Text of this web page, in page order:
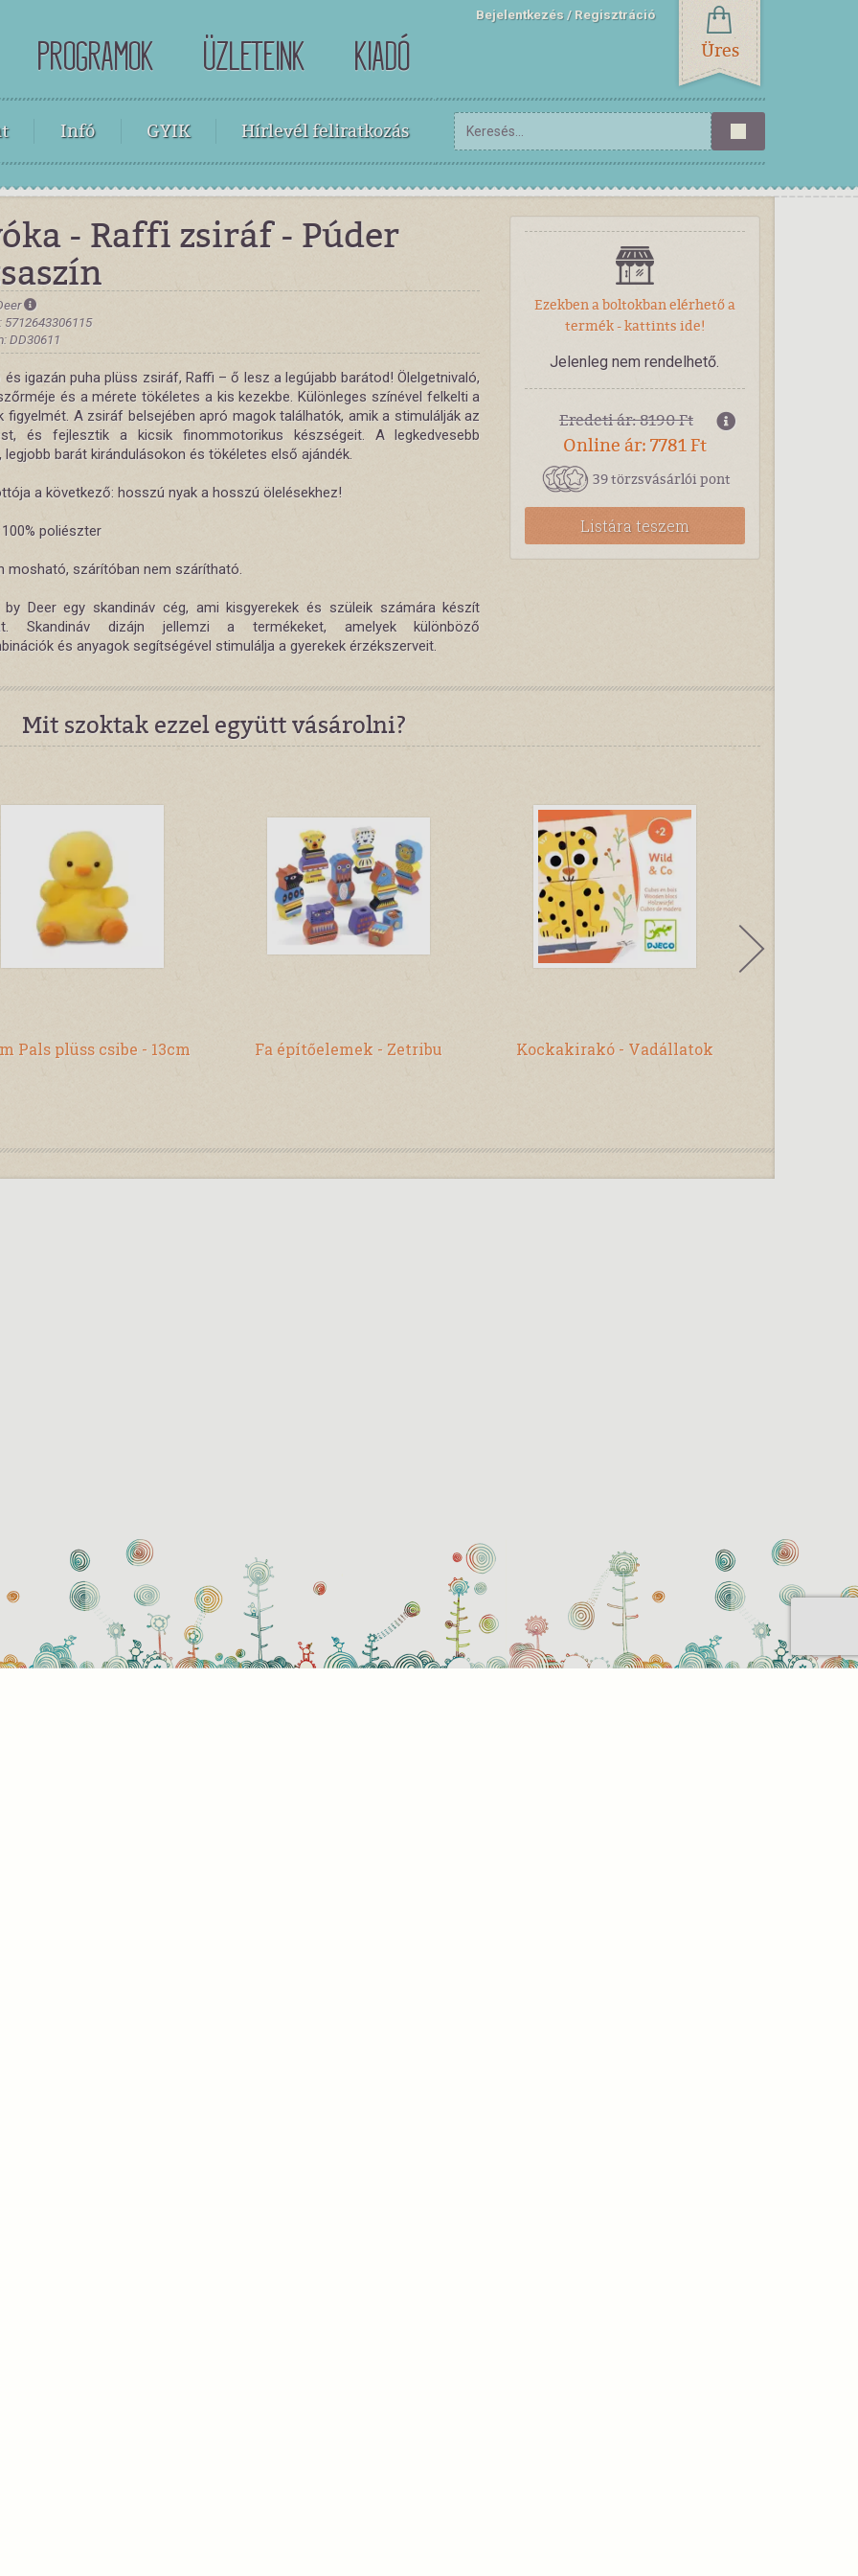
PROGRAMOK ÜZLETEINK KIADÓ
Bejelentkezés Regisztráció
Üres
Infó GYIK Hírlevél feliratkozás
- Raffi zsiráf - Púder
5712643306115
DD30611
és igazán puha plüss zsiráf, Raffi – ő lesz a legújabb barátod! Ölelgetnivaló,
és a mérete tökéletes a kis kezekbe. Különleges színével felkelti a
figyelmét. A zsiráf belsejében apró magok találhatók, amik a stimulálják az
és fejlesztik a kicsik finommotorikus készségeit. A legkedvesebb
legjobb barát kirándulásokon és tökéletes első ajándék.
a következő: hosszú nyak a hosszú ölelésekhez!
poliészter
mosható, szárítóban nem szárítható.
Deer egy skandináv cég, ami kisgyerekek és szüleik számára készít
Skandináv dizájn jellemzi a termékeket, amelyek különböző
és anyagok segítségével stimulálja a gyerekek érzékszerveit.
Ezekben a boltokban elérhető a
termék - kattints ide!
Jelenleg nem rendelhető.
Eredeti ár: 8190 Ft
Online ár: 7781 Ft
39 törzsvásárlói pont
Listára teszem
Mit szoktak ezzel együtt vásárolni?
Pals plüss csibe - 13cm Fa építőelemek - Zetribu Kockakirakó - Vadállatok